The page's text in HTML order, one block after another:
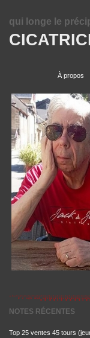
qui longe le
À propos
NOTES RÉCENTES
Top 25 ventes 45 tours